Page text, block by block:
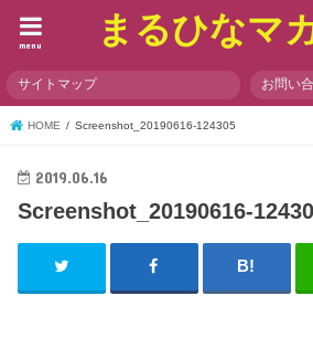
まるひなマ
menu
サイトマップ お問い
HOME Screenshot_20190616-124305
2019.06.16
Screenshot_20190616-